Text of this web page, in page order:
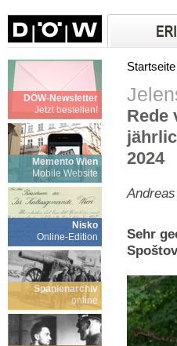
DÖW-Newsletter
Jetzt bestellen!
Memento Wien
Mobile Website
Nisko
Online-Edition
Spanienarchiv
online
Startseite
Rede
2024
Sehr